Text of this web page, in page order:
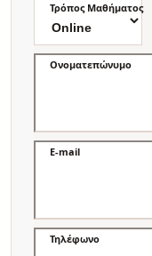
Τρόπος Μαθήματος
Ονοματεπώνυμο
E-mail
Τηλέφωνο